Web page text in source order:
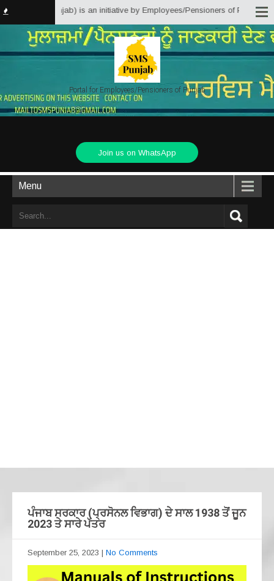
Punjab) is an initiative by Employees/Pensioners of Punjab
Portal for Employees/Pensioners of Punjab
Join us on WhatsApp
Menu
ਪੰਜਾਬ ਸਰਕਾਰ (ਪ੍ਰਸੋਨਲ ਵਿਭਾਗ) ਦੇ ਸਾਲ 1938 ਤੋਂ ਜੂਨ
2023 ਤੇ ਸਾਰੇ ਪੱਤਰ
September 25, 2023 | No Comments